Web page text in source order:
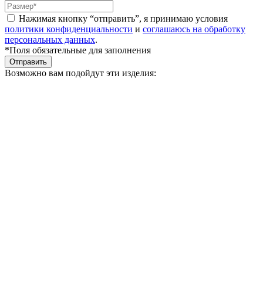
Нажимая кнопку “отправить”, я принимаю условия
политики конфиденциальности и соглашаюсь на обработку
персональных данных.
*Поля обязательные для заполнения
Отправить
Возможно вам подойдут эти изделия: